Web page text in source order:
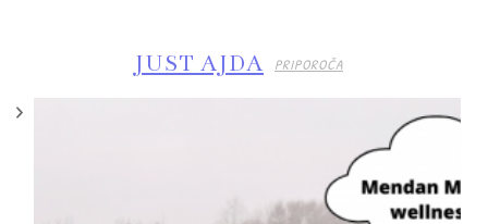
JUST AJDA PRIPOROČA